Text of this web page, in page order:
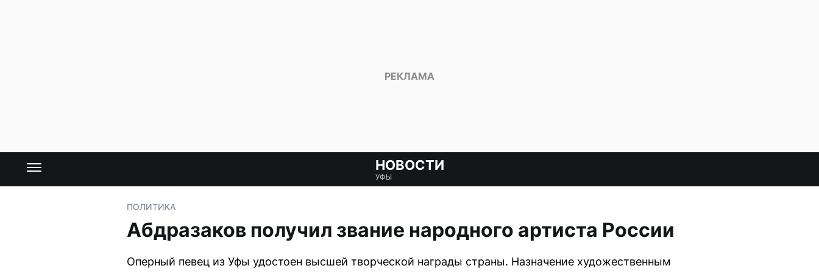
НОВОСТИ
УФЫ
ПОЛИТИКА
Абдразаков получил звание народного артиста России
Оперный певец из Уфы удостоен высшей творческой награды страны. Назначение художественным